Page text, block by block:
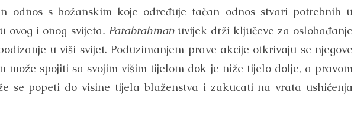
odnos s božanskim koje određuje tačan odnos stvari potrebnih u
ovog i onog svijeta. Parabrahmanuvijek drži ključeve za oslobađanje
u viši svijet. Poduzimanjem prave akcije otkrivaju se njegove
može spojiti sa svojim višim tijelom dok je niže tijelo dolje, a pravom
se popeti do visine tijela blaženstva i zakucati na vrata ushićenja